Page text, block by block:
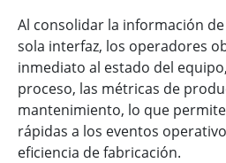
Al consolidar la información
sola interfaz, los operadores
inmediato al estado del
proceso, las métricas de
mantenimiento, lo que
rápidas a los eventos
eficiencia de fabricación.